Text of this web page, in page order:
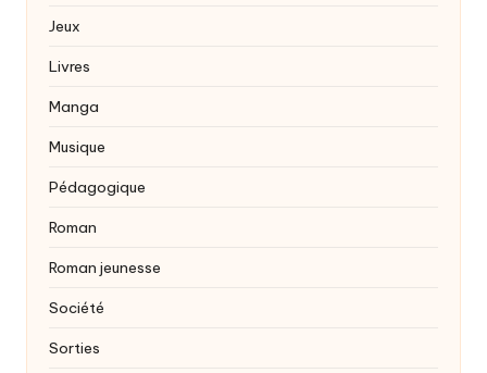
Jeux
Livres
Manga
Musique
Pédagogique
Roman
Roman jeunesse
Société
Sorties